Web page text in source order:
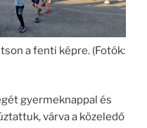
a fenti képre. (Fotók:
gyermeknappal és
várva a közeledő